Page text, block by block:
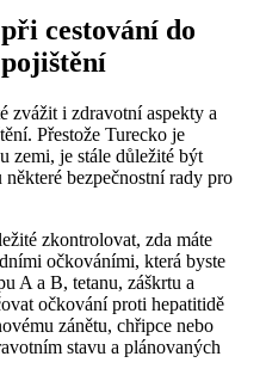
cestování do
zvážit i zdravotní aspekty a
Přestože Turecko je
zemi, je stále důležité být
bezpečnostní rady pro
zkontrolovat, zda máte
očkováními, která byste
A a B, tetanu, záškrtu a
očkování proti hepatitidě
zánětu, chřipce nebo
stavu a plánovaných